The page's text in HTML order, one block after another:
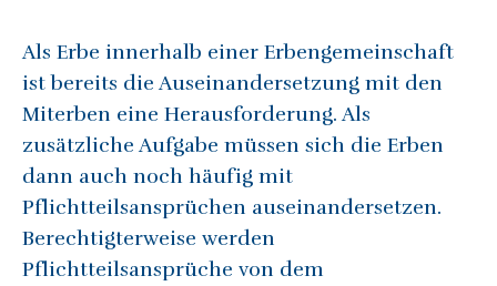
Als Erbe innerhalb einer Erbengemeinschaft
ist bereits die Auseinandersetzung mit den
Miterben eine Herausforderung. Als
zusätzliche Aufgabe müssen sich die Erben
dann auch noch häufig mit
Pflichtteilsansprüchen auseinandersetzen.
Berechtigterweise werden
Pflichtteilsansprüche von dem